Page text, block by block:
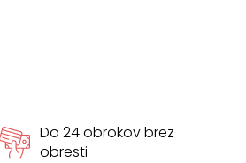
Do 24 obrokov brez
obresti